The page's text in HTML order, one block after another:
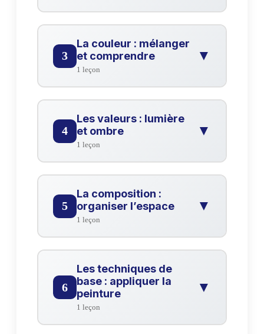
Le matériel : pinceaux, peintures et
Vidéo
3
La couleur : mélanger
et comprendre
1 leçon
▼
La couleur : mélanger et
Vidéo
4
Les valeurs : lumière
et ombre
1 leçon
▼
Les valeurs : lumière et ombre
Vidéo
5
La composition :
organiser l’espace
1 leçon
▼
La composition : organiser l'espace
Vidéo
6
Les techniques de
base : appliquer la
peinture
1 leçon
▼